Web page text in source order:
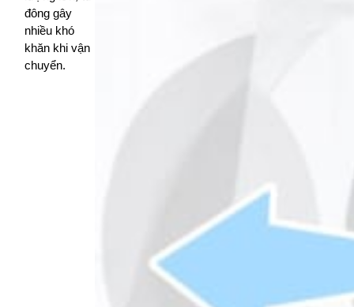
đông gây
nhiều khó
khăn khi vận
chuyển.